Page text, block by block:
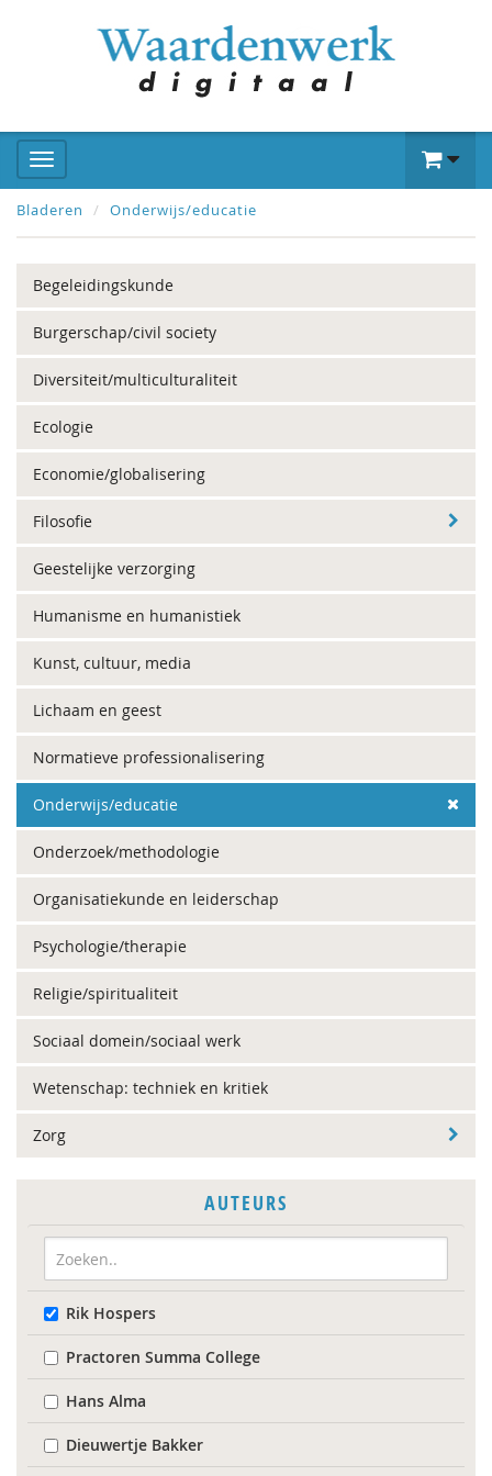
Bladeren Onderwijs/educatie
Begeleidingskunde
Burgerschap/civil society
Diversiteit/multiculturaliteit
Ecologie
Economie/globalisering
Filosofie
Geestelijke verzorging
Humanisme en humanistiek
Kunst, cultuur, media
Lichaam en geest
Normatieve professionalisering
Onderwijs/educatie
Onderzoek/methodologie
Organisatiekunde en leiderschap
Psychologie/therapie
Religie/spiritualiteit
Sociaal domein/sociaal werk
Wetenschap: techniek en kritiek
Zorg
AUTEURS
Rik Hospers
Practoren Summa College
Hans Alma
Dieuwertje Bakker